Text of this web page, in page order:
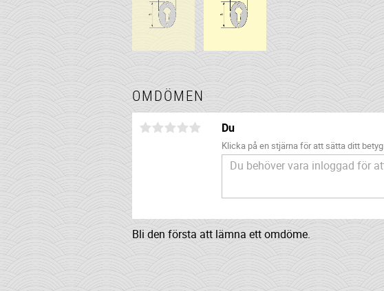
OMDÖMEN
Du
Klicka på en stjärna för att sätta ditt betyg
Bli den första att lämna ett omdöme.